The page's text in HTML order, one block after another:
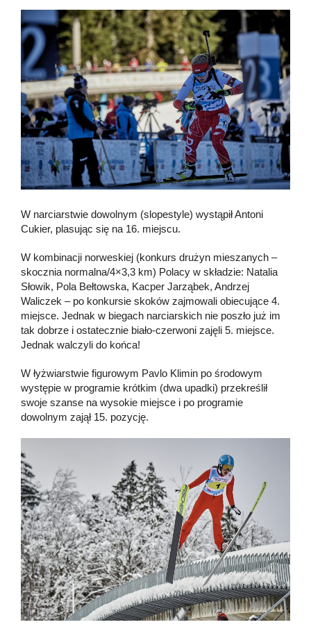
W narciarstwie dowolnym (slopestyle) wystąpił Antoni
Cukier, plasując się na 16. miejscu.
W kombinacji norweskiej (konkurs drużyn mieszanych –
skocznia normalna/4×3,3 km) Polacy w składzie: Natalia
Słowik, Pola Bełtowska, Kacper Jarząbek, Andrzej
Waliczek – po konkursie skoków zajmowali obiecujące 4.
miejsce. Jednak w biegach narciarskich nie poszło już im
tak dobrze i ostatecznie biało-czerwoni zajęli 5. miejsce.
Jednak walczyli do końca!
W łyżwiarstwie figurowym Pavlo Klimin po środowym
występie w programie krótkim (dwa upadki) przekreślił
swoje szanse na wysokie miejsce i po programie
dowolnym zajął 15. pozycję.